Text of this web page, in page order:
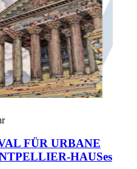
FÜR URBANE
HAUSes